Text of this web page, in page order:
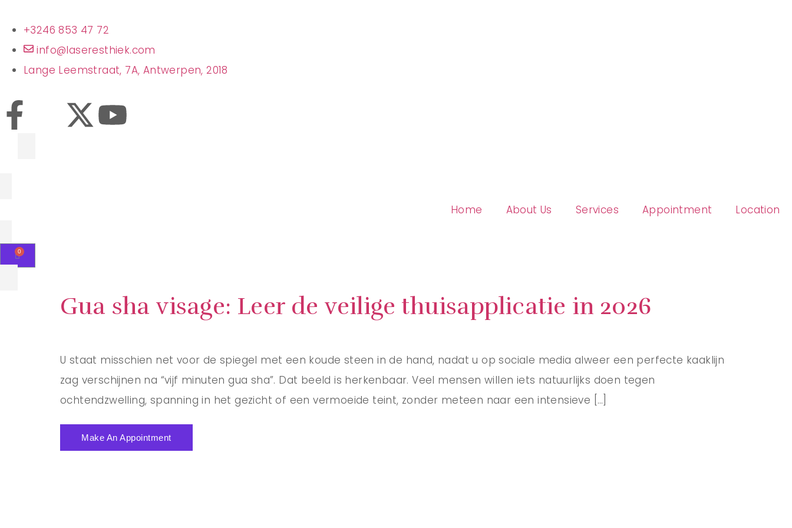
+3246 853 47 72
info@laseresthiek.com
Lange Leemstraat, 7A, Antwerpen, 2018
Home About Us Services Appointment Location
Gua sha visage: Leer de veilige thuisapplicatie in 2026
U staat misschien net voor de spiegel met een koude steen in de hand, nadat u op sociale media alweer een perfecte kaaklijn
zag verschijnen na “vijf minuten gua sha”. Dat beeld is herkenbaar. Veel mensen willen iets natuurlijks doen tegen
ochtendzwelling, spanning in het gezicht of een vermoeide teint, zonder meteen naar een intensieve […]
Make An Appointment